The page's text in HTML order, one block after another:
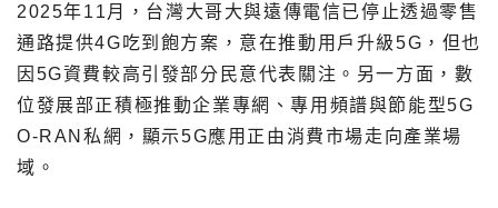
2025年11月，台灣大哥大與遠傳電信已停止透過零售
通路提供4G吃到飽方案，意在推動用戶升級5G，但也
因5G資費較高引發部分民意代表關注。另一方面，數
位發展部正積極推動企業專網、專用頻譜與節能型5G
O-RAN私網，顯示5G應用正由消費市場走向產業場
域。